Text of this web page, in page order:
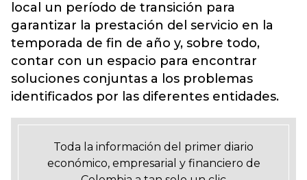
local un período de transición para
garantizar la prestación del servicio en la
temporada de fin de año y, sobre todo,
contar con un espacio para encontrar
soluciones conjuntas a los problemas
identificados por las diferentes entidades.
Toda la información del primer diario
económico, empresarial y financiero de